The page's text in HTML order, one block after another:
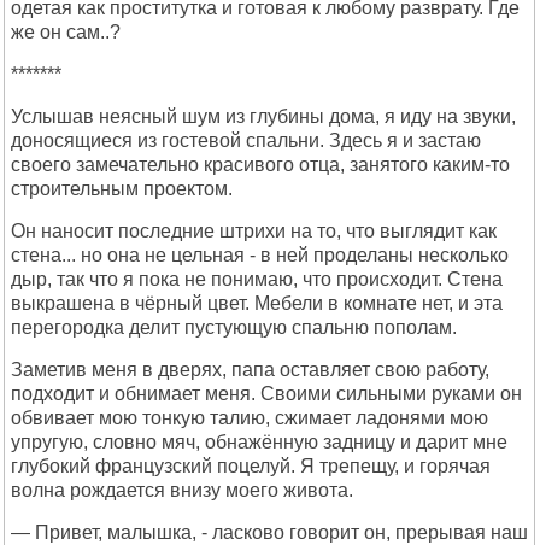
одетая как проститутка и готовая к любому разврату. Где
же он сам..?
*******
Услышав неясный шум из глубины дома, я иду на звуки,
доносящиеся из гостевой спальни. Здесь я и застаю
своего замечательно красивого отца, занятого каким-то
строительным проектом.
Он наносит последние штрихи на то, что выглядит как
стена... но она не цельная - в ней проделаны несколько
дыр, так что я пока не понимаю, что происходит. Стена
выкрашена в чёрный цвет. Мебели в комнате нет, и эта
перегородка делит пустующую спальню пополам.
Заметив меня в дверях, папа оставляет свою работу,
подходит и обнимает меня. Своими сильными руками он
обвивает мою тонкую талию, сжимает ладонями мою
упругую, словно мяч, обнажённую задницу и дарит мне
глубокий французский поцелуй. Я трепещу, и горячая
волна рождается внизу моего живота.
— Привет, малышка, - ласково говорит он, прерывая наш